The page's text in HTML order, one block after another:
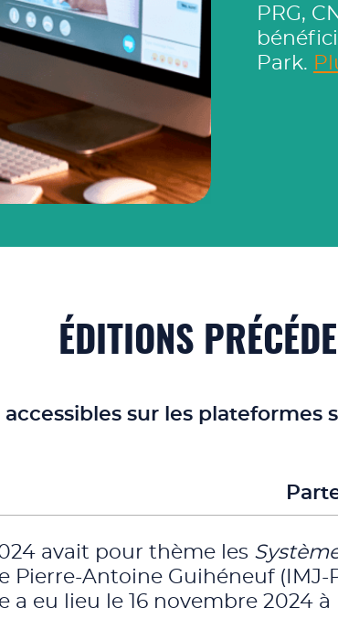
PRG,
Park.
ÉDITIONS
sur les
avait pour thème les
Pierre-Antoine Guihéneuf (IMJ-
a eu lieu le 16 novembre 2024 à